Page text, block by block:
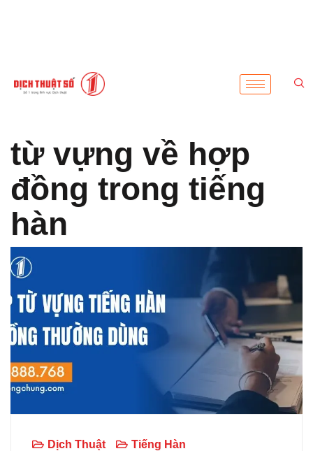
từ vựng về hợp
đồng trong tiếng
hàn
Dịch Thuật Tiếng Hàn